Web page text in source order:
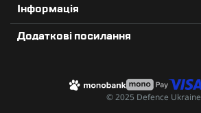
Інформація
Додаткові посилання
© 2025 Defence Ukraine